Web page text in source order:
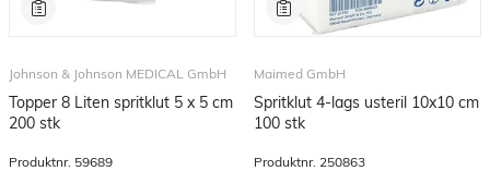
Johnson & Johnson MEDICAL GmbH
Topper 8 Liten spritklut 5 x 5 cm
200 stk
Produktnr. 59689
Maimed GmbH
Spritklut 4-lags usteril 10x10 cm
100 stk
Produktnr. 250863